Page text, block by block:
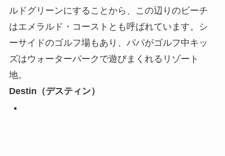
ルドグリーンにすることから、この辺りのビーチ
はエメラルド・コーストとも呼ばれています。シ
ーサイドのゴルフ場もあり、パパがゴルフ中キッ
ズはウォーターパークで遊びまくれるリゾート
地。
Destin（デスティン）